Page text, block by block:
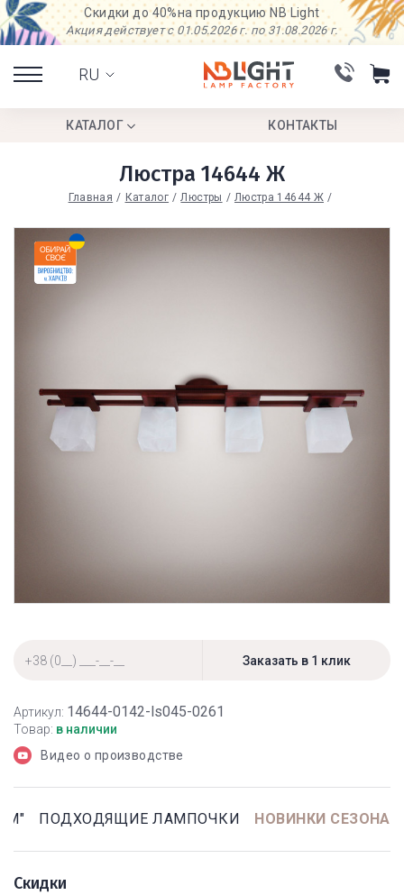
Скидки до 40%на продукцию NB Light
Акция действует с 01.05.2026 г. по 31.08.2026 г.
RU
КАТАЛОГ КОНТАКТЫ
Люстра 14644 Ж
Главная Каталог Люстры Люстра 14644 Ж
Артикул: 14644-0142-ls045-0261
Товар: в наличии
Видео о производстве
ПОДХОДЯЩИЕ ЛАМПОЧКИ НОВИНКИ СЕЗОНА
Скидки